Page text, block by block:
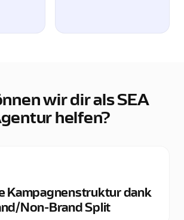
wir dir als SEA
helfen?
Kampagnenstruktur dank
Non-Brand Split